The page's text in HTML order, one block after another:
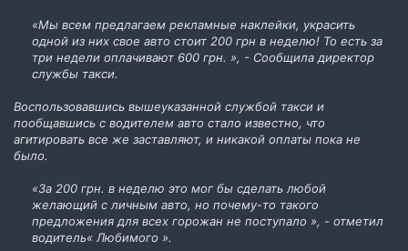
«Мы всем предлагаем рекламные наклейки, украсить
одной из них свое авто стоит 200 грн в неделю! То есть за
три недели оплачивают 600 грн. », - Сообщила директор
службы такси.
Воспользовавшись вышеуказанной службой такси и
пообщавшись с водителем авто стало известно, что
агитировать все же заставляют, и никакой оплаты пока не
было.
«За 200 грн. в неделю это мог бы сделать любой
желающий с личным авто, но почему-то такого
предложения для всех горожан не поступало », - отметил
водитель« Любимого ».